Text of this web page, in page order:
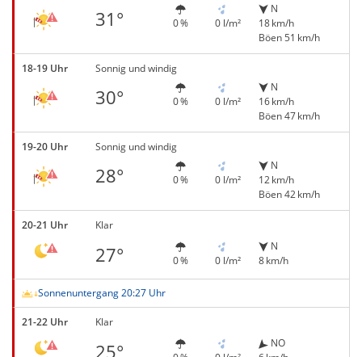
31° 0 % 0 l/m²
N
18 km/h
Böen 51 km/h
18-19 Uhr Sonnig und windig
30° 0 % 0 l/m²
N
16 km/h
Böen 47 km/h
19-20 Uhr Sonnig und windig
28° 0 % 0 l/m²
N
12 km/h
Böen 42 km/h
20-21 Uhr Klar
27° 0 % 0 l/m²
N
8 km/h
Sonnenuntergang 20:27 Uhr
21-22 Uhr Klar
25°
NO